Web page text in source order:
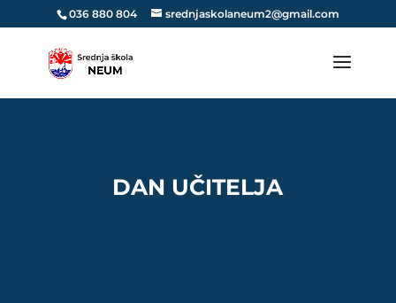
036 880 804 srednjaskolaneum2@gmail.com
DAN UČITELJA